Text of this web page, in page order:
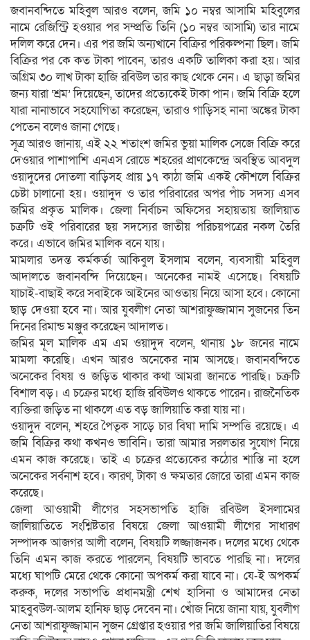
জবানবন্দিতে মহিবুল আরও বলেন, জমি ১০ নম্বর আসামি মহিবুলের
নামে রেজিস্ট্রি হওয়ার পর সম্প্রতি তিনি (১০ নম্বর আসামি) তার নামে
দলিল করে দেন। এর পর জমি অন্যখানে বিক্রির পরিকল্পনা ছিল। জমি
বিক্রির পর কে কত টাকা পাবেন, তারও একটি তালিকা করা হয়। আর
অগ্রিম ৩০ লাখ টাকা হাজি রবিউল তার কাছ থেকে নেন। এ ছাড়া জমির
জন্য যারা ‘শ্রম’ দিয়েছেন, তাদের প্রত্যেকেই টাকা পান। জমি বিক্রি হলে
যারা নানাভাবে সহযোগিতা করেছেন, তারাও গাড়িসহ নানা অঙ্কের টাকা
পেতেন বলেও জানা গেছে।
সূত্র আরও জানায়, এই ২২ শতাংশ জমির ভুয়া মালিক সেজে বিক্রি করে
দেওয়ার পাশাপাশি এনএস রোডে শহরের প্রাণকেন্দ্রে অবস্থিত আবদুল
ওয়াদুদের দোতলা বাড়িসহ প্রায় ১৭ কাঠা জমি একই কৌশলে বিক্রির
চেষ্টা চালানো হয়। ওয়াদুদ ও তার পরিবারের অপর পাঁচ সদস্য এসব
জমির প্রকৃত মালিক। জেলা নির্বাচন অফিসের সহায়তায় জালিয়াত
চক্রটি ওই পরিবারের ছয় সদস্যের জাতীয় পরিচয়পত্রের নকল তৈরি
করে। এভাবে জমির মালিক বনে যায়।
মামলার তদন্ত কর্মকর্তা আকিবুল ইসলাম বলেন, ব্যবসায়ী মহিবুল
আদালতে জবানবন্দি দিয়েছেন। অনেকের নামই এসেছে। বিষয়টি
যাচাই-বাছাই করে সবাইকে আইনের আওতায় নিয়ে আসা হবে। কোনো
ছাড় দেওয়া হবে না। আর যুবলীগ নেতা আশরাফুজ্জামান সুজনের তিন
দিনের রিমান্ড মঞ্জুর করেছেন আদালত।
জমির মূল মালিক এম এম ওয়াদুদ বলেন, থানায় ১৮ জনের নামে
মামলা করেছি। এখন আরও অনেকের নাম আসছে। জবানবন্দিতে
অনেকের বিষয় ও জড়িত থাকার কথা আমরা জানতে পারছি। চক্রটি
বিশাল বড়। এ চক্রের মধ্যে হাজি রবিউলও থাকতে পারেন। রাজনৈতিক
ব্যক্তিরা জড়িত না থাকলে এত বড় জালিয়াতি করা যায় না।
ওয়াদুদ বলেন, শহরে পৈতৃক সাড়ে চার বিঘা দামি সম্পত্তি রয়েছে। এ
জমি বিক্রির কথা কখনও ভাবিনি। তারা আমার সরলতার সুযোগ নিয়ে
এমন কাজ করেছে। তাই এ চক্রের প্রত্যেকের কঠোর শাস্তি না হলে
অনেকের সর্বনাশ হবে। কারণ, টাকা ও ক্ষমতার জোরে তারা এমন কাজ
করেছে।
জেলা আওয়ামী লীগের সহসভাপতি হাজি রবিউল ইসলামের
জালিয়াতিতে সংশ্নিষ্টতার বিষয়ে জেলা আওয়ামী লীগের সাধারণ
সম্পাদক আজগর আলী বলেন, বিষয়টি লজ্জাজনক। দলের মধ্যে থেকে
তিনি এমন কাজ করতে পারলেন, বিষয়টি ভাবতে পারছি না। দলের
মধ্যে ঘাপটি মেরে থেকে কোনো অপকর্ম করা যাবে না। যে-ই অপকর্ম
করুক, দলের সভাপতি প্রধানমন্ত্রী শেখ হাসিনা ও আমাদের নেতা
মাহবুবউল-আলম হানিফ ছাড় দেবেন না। খোঁজ নিয়ে জানা যায়, যুবলীগ
নেতা আশরাফুজ্জামান সুজন গ্রেপ্তার হওয়ার পর জমি জালিয়াতির বিষয়ে